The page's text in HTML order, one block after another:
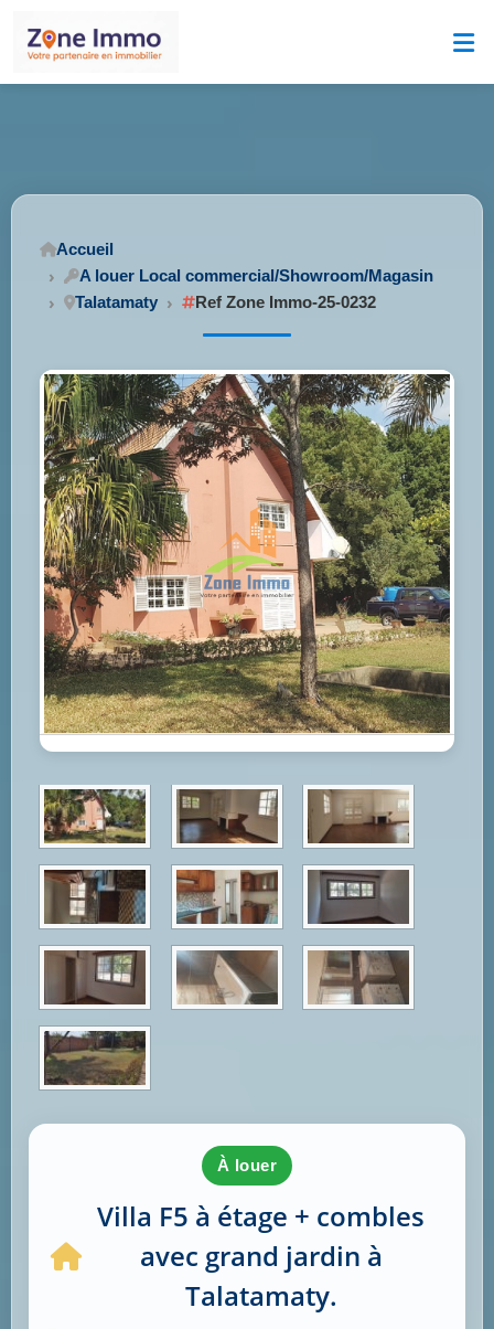
Accueil
A louer Local commercial/Showroom/Magasin
Talatamaty
Ref Zone Immo-25-0232
à louer
Villa F5 à étage + combles
avec grand jardin à
Talatamaty.